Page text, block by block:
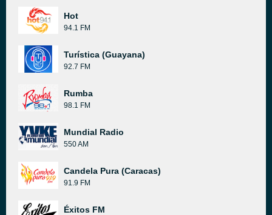
Hot
94.1 FM
Turística (Guayana)
92.7 FM
Rumba
98.1 FM
Mundial Radio
550 AM
Candela Pura (Caracas)
91.9 FM
Éxitos FM